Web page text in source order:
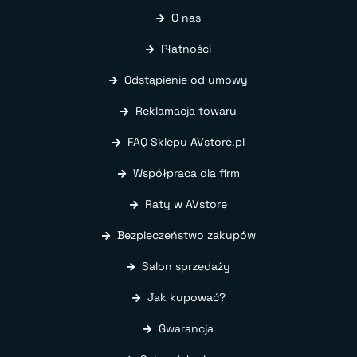
O nas
Płatności
Odstąpienie od umowy
Reklamacja towaru
FAQ Sklepu AVstore.pl
Współpraca dla firm
Raty w AVstore
Bezpieczeństwo zakupów
Salon sprzedaży
Jak kupować?
Gwarancja